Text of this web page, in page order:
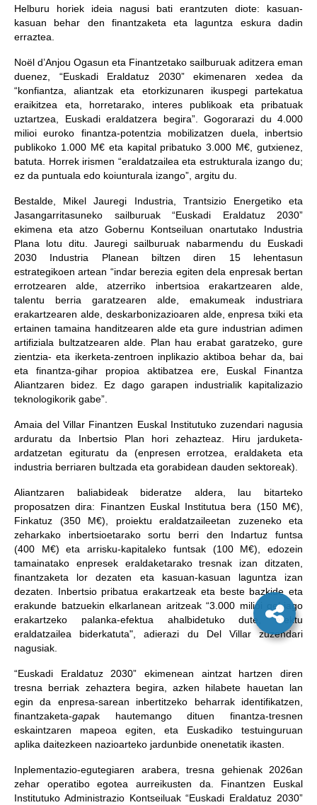
Helburu horiek ideia nagusi bati erantzuten diote: kasuan-
kasuan behar den finantzaketa eta laguntza eskura dadin
erraztea.
Noël d’Anjou Ogasun eta Finantzetako sailburuak aditzera eman
duenez, “Euskadi Eraldatuz 2030” ekimenaren xedea da
“konfiantza, aliantzak eta etorkizunaren ikuspegi partekatua
eraikitzea eta, horretarako, interes publikoak eta pribatuak
uztartzea, Euskadi eraldatzera begira”. Gogorarazi du 4.000
milioi euroko finantza-potentzia mobilizatzen duela, inbertsio
publikoko 1.000 M€ eta kapital pribatuko 3.000 M€, gutxienez,
batuta. Horrek irismen “eraldatzailea eta estrukturala izango du;
ez da puntuala edo koiunturala izango”, argitu du.
Bestalde, Mikel Jauregi Industria, Trantsizio Energetiko eta
Jasangarritasuneko sailburuak “Euskadi Eraldatuz 2030”
ekimena eta atzo Gobernu Kontseiluan onartutako Industria
Plana lotu ditu. Jauregi sailburuak nabarmendu du Euskadi
2030 Industria Planean biltzen diren 15 lehentasun
estrategikoen artean “indar berezia egiten dela enpresak bertan
errotzearen alde, atzerriko inbertsioa erakartzearen alde,
talentu berria garatzearen alde, emakumeak industriara
erakartzearen alde, deskarbonizazioaren alde, enpresa txiki eta
ertainen tamaina handitzearen alde eta gure industrian adimen
artifiziala bultzatzearen alde. Plan hau erabat garatzeko, gure
zientzia- eta ikerketa-zentroen inplikazio aktiboa behar da, bai
eta finantza-gihar propioa aktibatzea ere, Euskal Finantza
Aliantzaren bidez. Ez dago garapen industrialik kapitalizazio
teknologikorik gabe”.
Amaia del Villar Finantzen Euskal Institutuko zuzendari nagusia
arduratu da Inbertsio Plan hori zehazteaz. Hiru jarduketa-
ardatzetan egituratu da (enpresen errotzea, eraldaketa eta
industria berriaren bultzada eta gorabidean dauden sektoreak).
Aliantzaren baliabideak bideratze aldera, lau bitarteko
proposatzen dira: Finantzen Euskal Institutua bera (150 M€),
Finkatuz (350 M€), proiektu eraldatzaileetan zuzeneko eta
zeharkako inbertsioetarako sortu berri den Indartuz funtsa
(400 M€) eta arrisku-kapitaleko funtsak (100 M€), edozein
tamainatako enpresek eraldaketarako tresnak izan ditzaten,
finantzaketa lor dezaten eta kasuan-kasuan laguntza izan
dezaten. Inbertsio pribatua erakartzeak eta beste bazkide eta
erakunde batzuekin elkarlanean aritzeak “3.000 milioi gehiago
erakartzeko palanka-efektua ahalbidetuko dute, efektu
eraldatzailea biderkatuta", adierazi du Del Villar zuzendari
nagusiak.
“Euskadi Eraldatuz 2030” ekimenean aintzat hartzen diren
tresna berriak zehaztera begira, azken hilabete hauetan lan
egin da enpresa-sarean inbertitzeko beharrak identifikatzen,
finantzaketa-gapak hautemango dituen finantza-tresnen
eskaintzaren mapeoa egiten, eta Euskadiko testuinguruan
aplika daitezkeen nazioarteko jardunbide onenetatik ikasten.
Inplementazio-egutegiaren arabera, tresna gehienak 2026an
zehar operatibo egotea aurreikusten da. Finantzen Euskal
Institutuko Administrazio Kontseiluak “Euskadi Eraldatuz 2030”